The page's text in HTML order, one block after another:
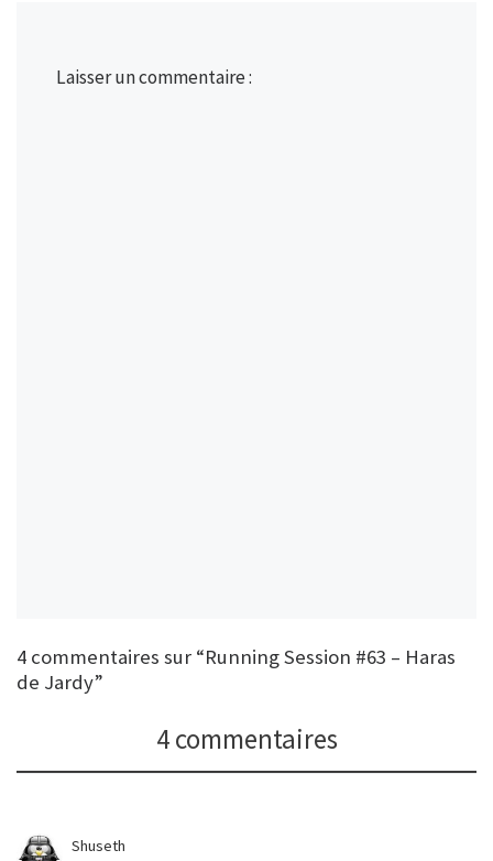
Laisser un commentaire :
4 commentaires sur “Running Session #63 – Haras
de Jardy”
4 commentaires
Shuseth